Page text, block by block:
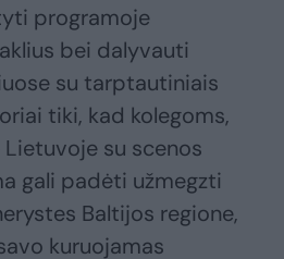
programoje
bei dalyvauti
su tarptautiniais
tiki, kad kolegoms,
su scenos
gali padėti užmegzti
Baltijos regione,
kuruojamas